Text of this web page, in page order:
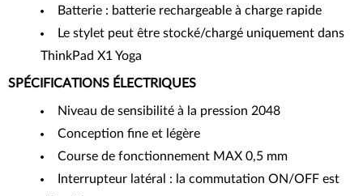
Batterie : batterie rechargeable à charge rapide
Le stylet peut être stocké/chargé uniquement dans
ThinkPad X1 Yoga
SPÉCIFICATIONS ÉLECTRIQUES
Niveau de sensibilité à la pression 2048
Conception fine et légère
Course de fonctionnement MAX 0,5 mm
Interrupteur latéral : la commutation ON/OFF est